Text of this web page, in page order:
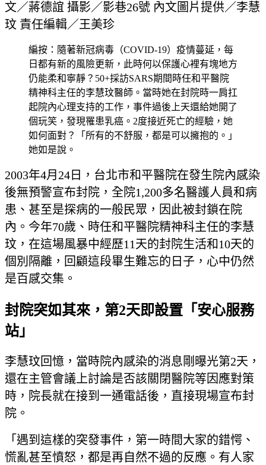
文／蔣德誼 攝影／影巷26號 內文圖片提供／李慧
玟 責任編輯／王美珍
編按：隨著新冠病毒（COVID-19）疫情蔓延，每
日都有新的風險更新，此時何以保護心裡有塊地方
仍能柔和寧靜？50+採訪SARS期間時任和平醫院
精神科主任的李慧玟醫師。當時她在封院時一肩扛
起院內心理支持的工作，事件過後上天還給她開了
個玩笑，發現罹患乳癌。2度接近死亡的經驗，她
如何面對？「所有的不舒服，都是可以擁抱的。」
她如是說。
2003年4月24日，台北市和平醫院在發生院內感染
後無預警宣布封院，全院1,200多名醫護人員和病
患、甚至是探病的一般民眾，因此被封鎖在院
內。今年70歲、時任和平醫院精神科主任的李慧
玟，在這場風暴中經歷11天的封院生活和10天的
個別隔離，回顧這段畢生難忘的日子，心中仍然
是百感交集。
封院突如其來，第2天即設置「安心服務
站」
李慧玟回憶，當時院內感染的消息剛曝光第2天，
還在主管會議上討論是否該關閉醫院等因應對策
時，院長就在接到一通電話後，直接現場宣布封
院。
「遇到這樣的突發事件，第一時間大家的錯愕、
慌亂甚至憤怒，都是再自然不過的反應。有人家